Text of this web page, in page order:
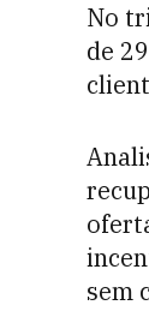
No
de
sem